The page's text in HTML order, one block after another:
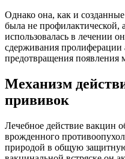
Однако она, как и
была не профилактической,
использовалась в лечении
сдерживания пролиферации
предотвращения появления
Механизм
прививок
Лечебное действие вакцин
врожденного
природой в общую защитную